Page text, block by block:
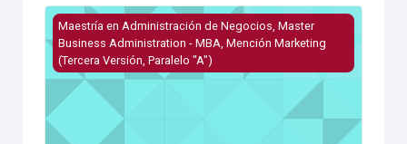
Imagen del curso Gestión del Conocimiento de
Maestría en Administración de Negocios, Master
Business Administration - MBA, Mención Marketing
(Tercera Versión, Paralelo "A")